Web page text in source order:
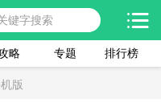
略 专题 排行榜
版